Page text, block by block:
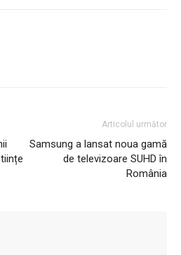
Articolul următor
Samsung a lansat noua gamă
de televizoare SUHD în
România